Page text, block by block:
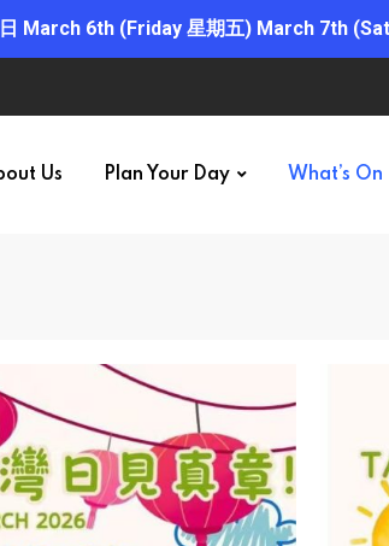
March 6th (Friday 星期五) March 7th
Us Plan Your Day What’s On